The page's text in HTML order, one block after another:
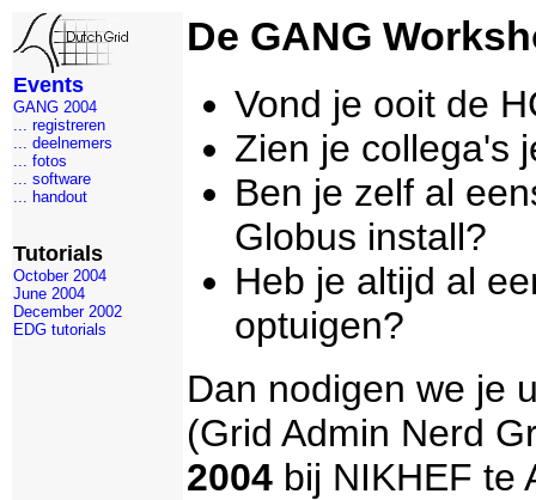
Events
GANG 2004
... registreren
... deelnemers
... fotos
... software
... handout
Tutorials
October 2004
June 2004
December 2002
EDG tutorials
De GANG
Vond je ooit de
Zien je collega's
Ben je zelf al
Globus install?
Heb je altijd al
optuigen?
Dan nodigen we je
(Grid Admin Nerd
2004 bij NIKHEF te